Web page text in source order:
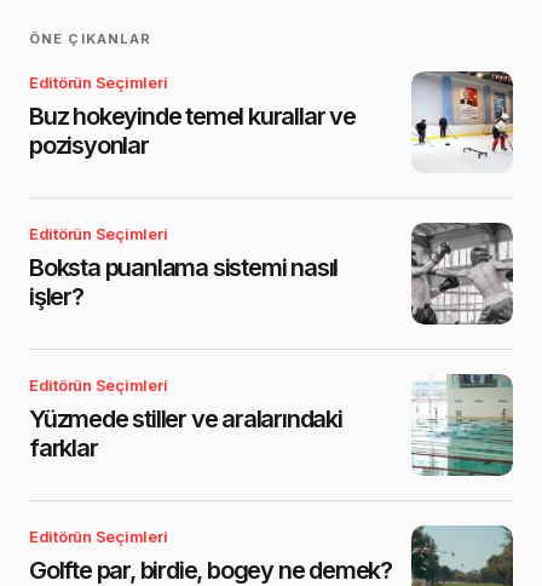
ÖNE ÇIKANLAR
Editörün Seçimleri
Buz hokeyinde temel kurallar ve
pozisyonlar
Editörün Seçimleri
Boksta puanlama sistemi nasıl
işler?
Editörün Seçimleri
Yüzmede stiller ve aralarındaki
farklar
Editörün Seçimleri
Golfte par, birdie, bogey ne demek?